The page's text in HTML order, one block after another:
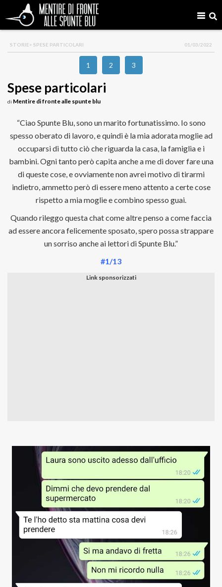
STORIE> SPESE PARTICOLARI 01/03/2022
1 2 3
Spese particolari
di Mentire di fronte alle spunte blu
“Ciao Spunte Blu, sono un marito fortunatissimo. Io sono
spesso oberato di lavoro, e quindi è la mia adorata moglie ad
occuparsi di tutto ciò che riguarda la casa, la famiglia e i
bambini. Ogni tanto però capita anche a me di dover fare una
di queste cose, e ovviamente non avrei motivo di tirarmi
indietro, ammetto però di essere meno attento a certe cose
rispetto a mia moglie e combino spesso guai.
Quando rileggo questa chat come altre penso a come faccia
ad essere ancora felicemente sposato, spero possa strappare
un sorriso anche ai lettori di Spunte Blu.”
#1/13